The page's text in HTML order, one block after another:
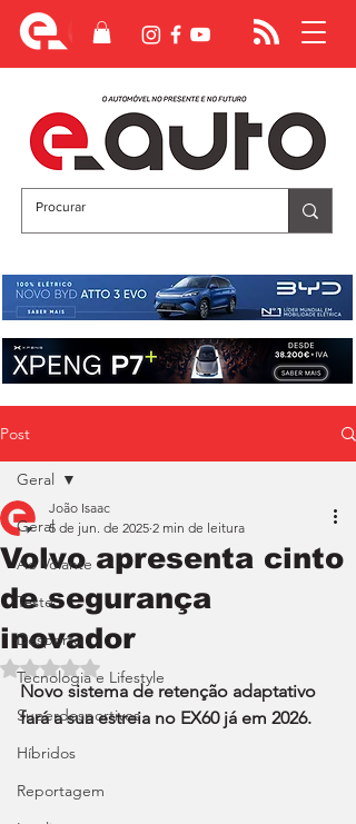
Post
Geral
Ao Volante
Teste
Desporto
Tecnologia e Lifestyle
Superdesportivos
Híbridos
Reportagem
Geral
Volvo apresenta cinto
de segurança
inovador
João Isaac
5 de jun. de 2025 2 min de leitura
Avaliado com NaN de 5 estrelas.
Novo sistema de retenção adaptativo
fará a sua estreia no EX60 já em 2026.